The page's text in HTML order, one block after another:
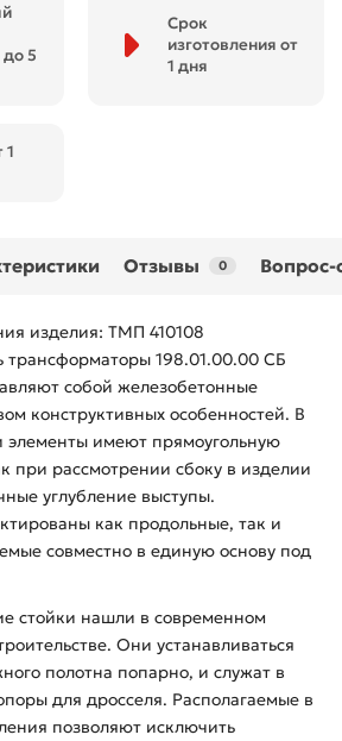
5
Срок
изготовления от
1 дня
1
Отзывы 0 Вопрос-
изделия: ТМП 410108
трансформаторы 198.01.00.00 СБ
собой железобетонные
конструктивных особенностей. В
элементы имеют прямоугольную
при рассмотрении сбоку в изделии
углубление выступы.
как продольные, так и
совместно в единую основу под
стойки нашли в современном
Они устанавливаться
полотна попарно, и служат в
для дросселя. Располагаемые в
позволяют исключить